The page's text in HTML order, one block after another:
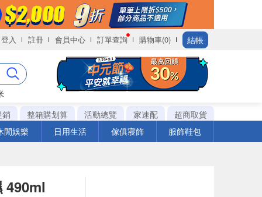
登入 註冊 會員中心 訂單查詢 購物車(0) 結帳
銷
整箱購划算 活動總覽 家速配
超商取貨
閒娛樂
日用生活 傢俱寢飾 服飾鞋包
490ml